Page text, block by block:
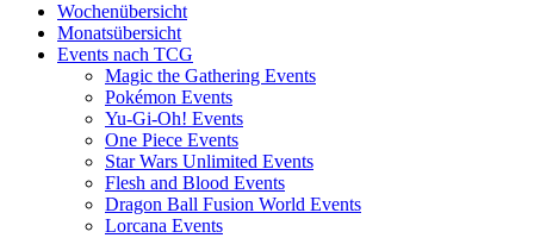
Wochenübersicht
Monatsübersicht
Events nach TCG
Magic the Gathering Events
Pokémon Events
Yu-Gi-Oh! Events
One Piece Events
Star Wars Unlimited Events
Flesh and Blood Events
Dragon Ball Fusion World Events
Lorcana Events